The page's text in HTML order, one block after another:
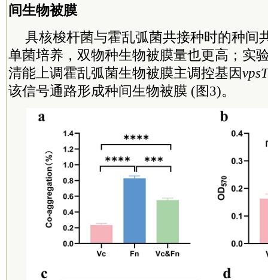
间生物被膜
具核梭杆菌与霍乱弧菌共接种时的种间
单菌培养，双物种生物被膜量也更高；实
清能上调霍乱弧菌生物被膜主调控基因vpsT
该信号通路形成种间生物被膜 (图3)。